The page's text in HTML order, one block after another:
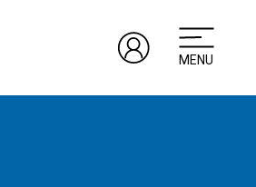
MENU